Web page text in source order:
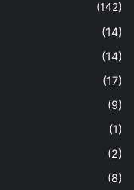
(142)
(14)
(14)
(17)
(9)
(1)
(2)
(8)